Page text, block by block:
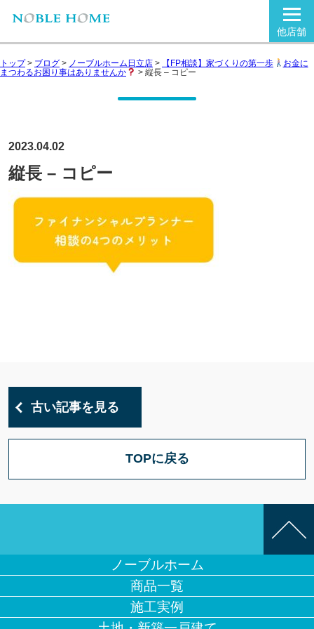
他店舗
トップ> ブログ > ノーブルホーム日立店 > 【FP相談】家づくりの第一歩
お金に
まつわるお困り事はありませんか
> 縦長 – コピー
2023.04.02
縦長 – コピー
古い記事を見る
TOPに戻る
ノーブルホーム
商品一覧
施工実例